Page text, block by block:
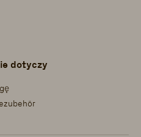
dotyczy